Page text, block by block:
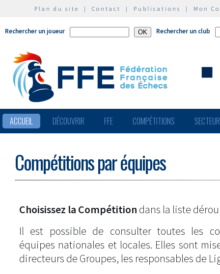
Plan du site | Contact | Publications | Mon
Rechercher un joueur Rechercher un club
ACCUEIL DÉCOUVRIR FFE COMPÉTITIONS
Compétitions par équipes
Choisissez la Compétition dans la liste
Il est possible de consulter toutes les
équipes nationales et locales. Elles sont
directeurs de Groupes, les responsables de